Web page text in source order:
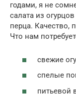
годами, я не
салата из
перца. Качество,
Что нам
свежие
спелые
питьевой